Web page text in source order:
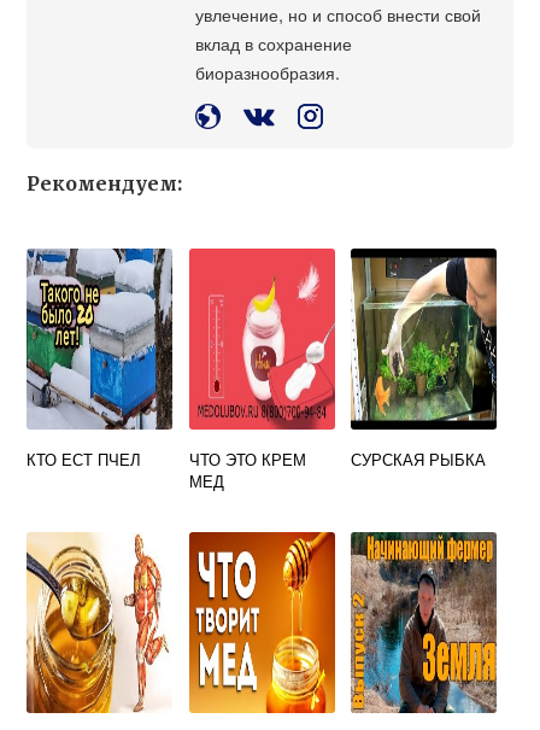
увлечение, но и способ внести свой
вклад в сохранение
биоразнообразия.
Рекомендуем:
КТО ЕСТ ПЧЕЛ
ЧТО ЭТО КРЕМ
МЕД
СУРСКАЯ РЫБКА